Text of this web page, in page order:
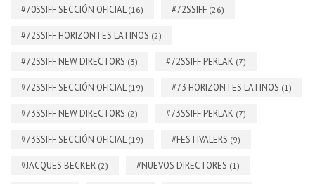
#70SSIFF SECCIÓN OFICIAL(16) #72SSIFF (26)
#72SSIFF HORIZONTES LATINOS (2)
#72SSIFF NEW DIRECTORS (3) #72SSIFF PERLAK (7)
#72SSIFF SECCIÓN OFICIAL(19) #73 HORIZONTES LATINOS (1)
#73SSIFF NEW DIRECTORS (2) #73SSIFF PERLAK (7)
#73SSIFF SECCIÓN OFICIAL(19) #FESTIVALERS (9)
#JACQUES BECKER (2) #NUEVOS DIRECTORES (1)